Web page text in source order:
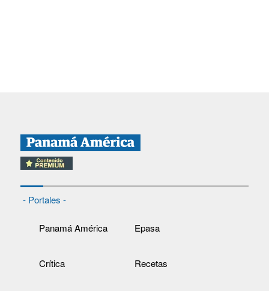
- Portales -
Panamá América Epasa
Crítica Recetas